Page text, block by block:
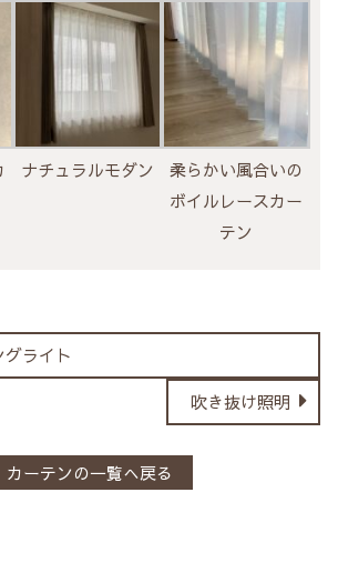
ナチュラルモダン
柔らかい風合いの
ボイルレースカー
テン
ライト
吹き抜け照明
カーテンの一覧へ戻る